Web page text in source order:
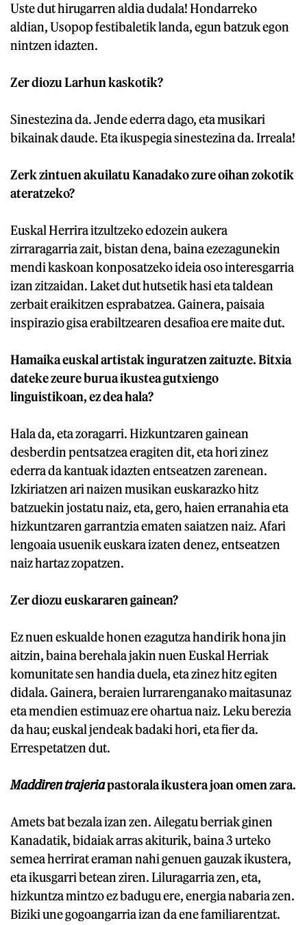
Uste dut hirugarren aldia dudala! Hondarreko
aldian, Usopop festibaletik landa, egun batzuk egon
nintzen idazten.
Zer diozu Larhun kaskotik?
Sinestezina da. Jende ederra dago, eta musikari
bikainak daude. Eta ikuspegia sinestezina da. Irreala!
Zerk zintuen akuilatu Kanadako zure oihan zokotik
ateratzeko?
Euskal Herrira itzultzeko edozein aukera
zirraragarria zait, bistan dena, baina ezezagunekin
mendi kaskoan konposatzeko ideia oso interesgarria
izan zitzaidan. Laket dut hutsetik hasi eta taldean
zerbait eraikitzen esprabatzea. Gainera, paisaia
inspirazio gisa erabiltzearen desafioa ere maite dut.
Hamaika euskal artistak inguratzen zaituzte. Bitxia
dateke zeure burua ikustea gutxiengo
linguistikoan, ez dea hala?
Hala da, eta zoragarri. Hizkuntzaren gainean
desberdin pentsatzea eragiten dit, eta hori zinez
ederra da kantuak idazten entseatzen zarenean.
Izkiriatzen ari naizen musikan euskarazko hitz
batzuekin jostatu naiz, eta, gero, haien erranahia eta
hizkuntzaren garrantzia ematen saiatzen naiz. Afari
lengoaia usuenik euskara izaten denez, entseatzen
naiz hartaz zopatzen.
Zer diozu euskararen gainean?
Ez nuen eskualde honen ezagutza handirik hona jin
aitzin, baina berehala jakin nuen Euskal Herriak
komunitate sen handia duela, eta zinez hitz egiten
didala. Gainera, beraien lurrarenganako maitasunaz
eta mendien estimuaz ere ohartua naiz. Leku berezia
da hau; euskal jendeak badaki hori, eta fier da.
Errespetatzen dut.
Maddiren trajeriapastorala ikustera joan omen zara.
Amets bat bezala izan zen. Ailegatu berriak ginen
Kanadatik, bidaiak arras akiturik, baina 3 urteko
semea herrirat eraman nahi genuen gauzak ikustera,
eta ikusgarri betean ziren. Liluragarria zen, eta,
hizkuntza mintzo ez badugu ere, energia nabaria zen.
Biziki une gogoangarria izan da ene familiarentzat.